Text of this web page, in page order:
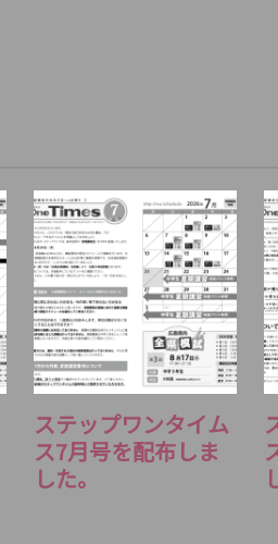
ステップワンタイム
ス7月号を配布しま
した。